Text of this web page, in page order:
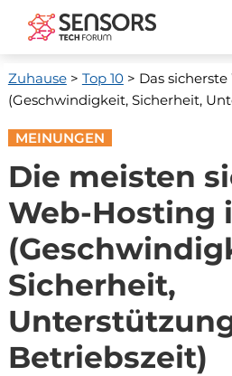
Zuhause> Top 10> Das sicherste
(Geschwindigkeit, Sicherheit,
MEINUNGEN
Die meisten
Web-Hosting
Sicherheit,
Betriebszeit)